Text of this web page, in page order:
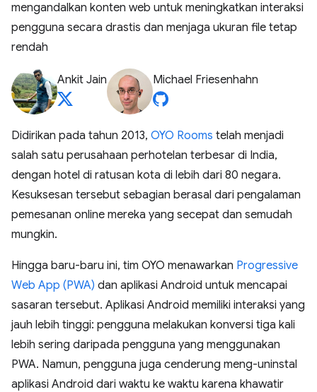
mengandalkan konten web untuk meningkatkan interaksi
pengguna secara drastis dan menjaga ukuran file tetap
rendah
Ankit Jain Michael Friesenhahn
Didirikan pada tahun 2013, OYO Rooms telah menjadi
salah satu perusahaan perhotelan terbesar di India,
dengan hotel di ratusan kota di lebih dari 80 negara.
Kesuksesan tersebut sebagian berasal dari pengalaman
pemesanan online mereka yang secepat dan semudah
mungkin.
Hingga baru-baru ini, tim OYO menawarkan Progressive
Web App (PWA) dan aplikasi Android untuk mencapai
sasaran tersebut. Aplikasi Android memiliki interaksi yang
jauh lebih tinggi: pengguna melakukan konversi tiga kali
lebih sering daripada pengguna yang menggunakan
PWA. Namun, pengguna juga cenderung meng-uninstal
aplikasi Android dari waktu ke waktu karena khawatir